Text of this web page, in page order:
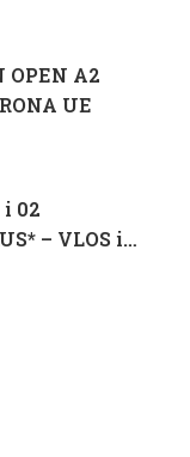
OPEN A2
UE
i 02
– VLOS i
+